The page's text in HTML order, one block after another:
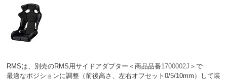
RMSは、別売のRMS用サイドアダプター＜商品品番1700002J ＞で
最適なポジションに調整（前後高さ、左右オフセット0/5/10mm）して装